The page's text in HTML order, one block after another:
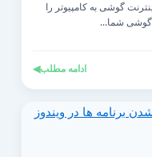
گوشی به کامپیوتر را
شما...
ادامه مطلب◀